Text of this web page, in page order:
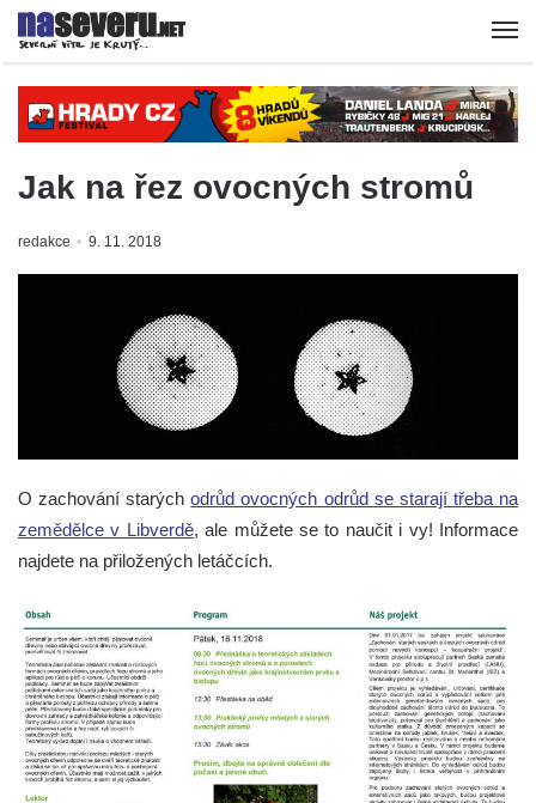
Jak na řez ovocných stromů
redakce 9. 11. 2018
O zachování starýchodrůd ovocných odrůd se starají třeba na
zemědělce v Libverdě, ale můžete se to naučit i vy! Informace
najdete na přiložených letáčcích.